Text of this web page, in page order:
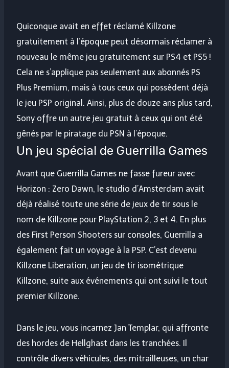
Quiconque avait en effet réclamé Killzone
gratuitement à l’époque peut désormais réclamer à
nouveau le même jeu gratuitement sur PS4 et PS5 !
Cela ne s’applique pas seulement aux abonnés PS
Plus Premium, mais à tous ceux qui possèdent déjà
le jeu PSP original. Ainsi, plus de douze ans plus tard,
Sony offre un autre jeu gratuit à ceux qui ont été
gênés par le piratage du PSN à l’époque.
Un jeu spécial de Guerrilla Games
Avant que Guerrilla Games ne fasse fureur avec
Horizon : Zero Dawn, le studio d’Amsterdam avait
déjà réalisé toute une série de jeux de tir sous le
nom de Killzone pour PlayStation 2, 3 et 4. En plus
des First Person Shooters sur consoles, Guerrilla a
également fait un voyage à la PSP. C’est devenu
Killzone Liberation, un jeu de tir isométrique
Killzone, suite aux événements qui ont suivi le tout
premier Killzone.
Dans le jeu, vous incarnez Jan Templar, qui affronte
des hordes de Hellghast dans les tranchées. Il
contrôle divers véhicules, des mitrailleuses, un char